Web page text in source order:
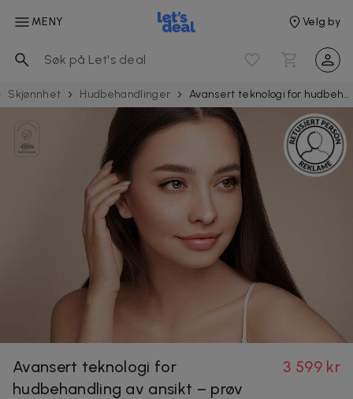
MENY Velg by
Skjønnhet Hudbehandlinger Avansert teknologi for hudbehandling av ansikt – prøv Morpheus8
Avansert teknologi for
hudbehandling av ansikt – prøv
3 599 kr